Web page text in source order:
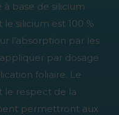
à base de silicium
silicium est 100 %
l’absorption par les
par dosage
foliaire. Le
le respect de la
permettront aux